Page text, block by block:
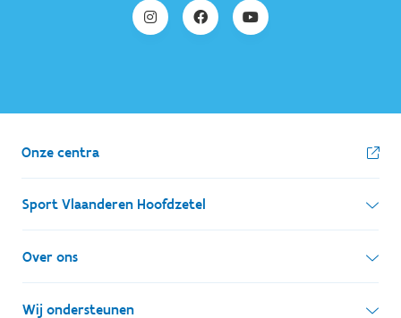
Onze centra
Sport Vlaanderen Hoofdzetel
Simon Bolivarlaan 17
1000 Brussel
Over ons
Wie zijn we, wat doen we
Wij ondersteunen